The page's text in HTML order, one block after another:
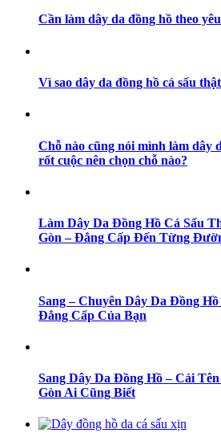
Cần làm dây da đồng hồ theo
Vì sao dây da đồng hồ cá sấu
Chỗ nào cũng nói mình làm dây
rốt cuộc nên chọn chỗ nào?
Làm Dây Da Đồng Hồ Cá Sấu
Gòn – Đẳng Cấp Đến Từng
Sang – Chuyên Dây Da Đồng
Đẳng Cấp Của Bạn
Sang Dây Da Đồng Hồ – Cái
Gòn Ai Cũng Biết